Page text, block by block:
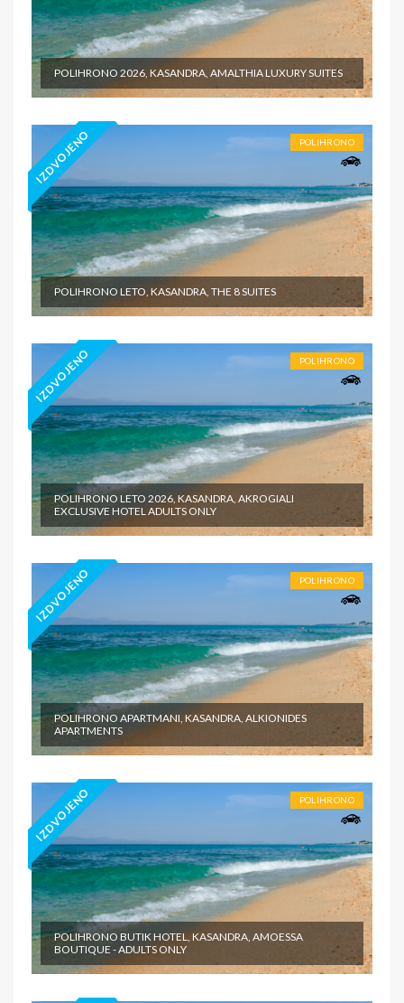
POLIHRONO 2026, KASANDRA, AMALTHIA LUXURY SUITES
IZDVOJENO POLIHRONO
POLIHRONO LETO, KASANDRA, THE 8 SUITES
IZDVOJENO POLIHRONO
POLIHRONO LETO 2026, KASANDRA, AKROGIALI
EXCLUSIVE HOTEL ADULTS ONLY
IZDVOJENO POLIHRONO
POLIHRONO APARTMANI, KASANDRA, ALKIONIDES
APARTMENTS
IZDVOJENO POLIHRONO
POLIHRONO BUTIK HOTEL, KASANDRA, AMOESSA
BOUTIQUE - ADULTS ONLY